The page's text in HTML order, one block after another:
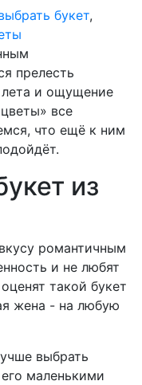
букет,
прелесть
лета и ощущение
все
что ещё к ним
из
романтичным
и не любят
такой букет
жена - на любую
выбрать
маленькими